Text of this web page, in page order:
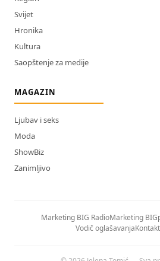
Svijet
Hronika
Kultura
Saopštenje za medije
MAGAZIN
Ljubav i seks
Moda
ShowBiz
Zanimljivo
Marketing BIG RadioMarketing
Vodič oglašavanja